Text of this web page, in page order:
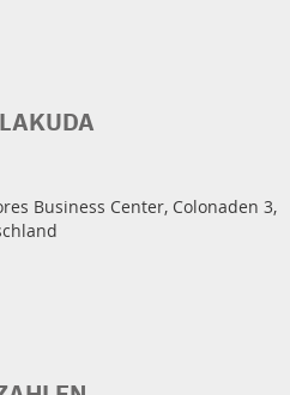
Business Center, Colonaden 3,